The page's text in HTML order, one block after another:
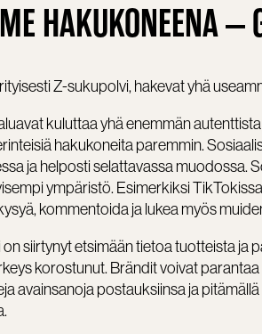
HAKUKONEENA –
Z-sukupolvi, hakevat yhä
kuluttaa yhä enemmän
hakukoneita paremmin.
ja helposti selattavassa muodossa.
ympäristö. Esimerkiksi
kommentoida ja lukea myös
on siirtynyt etsimään tietoa tuotteista ja
korostunut. Brändit voivat
avainsanoja postauksiinsa ja